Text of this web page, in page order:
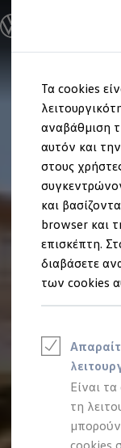
Τα cookies
αναβάθμιση
αυτόν και
στους
και
browser και
επισκέπτη.
διαβάσετε
των cookies
Είναι
τη
cookies
στο
περιεχόμενο
στο
footer
Ανακαλύψτε
Ηλεκτρικά &
ID.4
ID.5
ID.5
ID.7
ID.
ID.
ID.
eHybrid
Νέο
e-Tools
ID.
We
Εύρεση